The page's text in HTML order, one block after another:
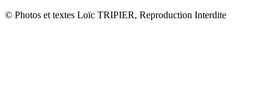
© Photos et textes Loïc TRIPIER, Reproduction Interdite